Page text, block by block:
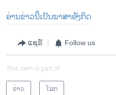
ອ່ານຂ່າວນີ້ເປັນພາສາອັງກິດ
ແຊຣ໌ Follow us
This item is part of
ຂ່າວ
ໂລກ